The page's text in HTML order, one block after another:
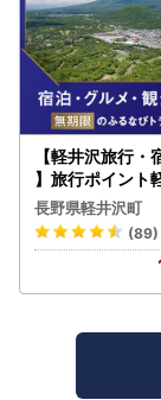
【軽井沢旅行・
】旅行ポイント
るなびトラベル
長野県軽井沢町
(89)